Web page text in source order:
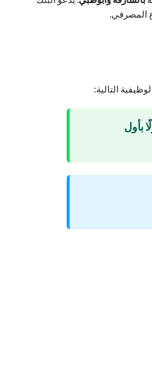
المصرفي.
التالية:
بأول
بمجال التسويق برواتب تنافسية
4 أسابيع منذ
طيران أبوظبي بمجالات عدة و
عمل احترافية